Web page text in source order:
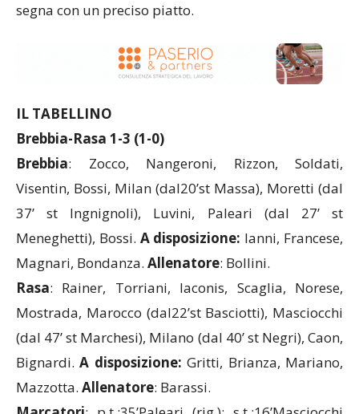
segna con un preciso piatto.
IL TABELLINO
Brebbia-Rasa 1-3 (1-0)
: Zocco, Nangeroni, Rizzon, Soldati,
37’ st Ingnignoli), Luvini, Paleari (dal 27’ st
Meneghetti), Bossi.
A disposizione:
Magnari, Bondanza.
: Rainer, Torriani, Iaconis, Scaglia, Norese,
(dal 47’ st Marchesi), Milano (dal 40’ st Negri), Caon,
Bignardi.
A disposizione:
Allenatore